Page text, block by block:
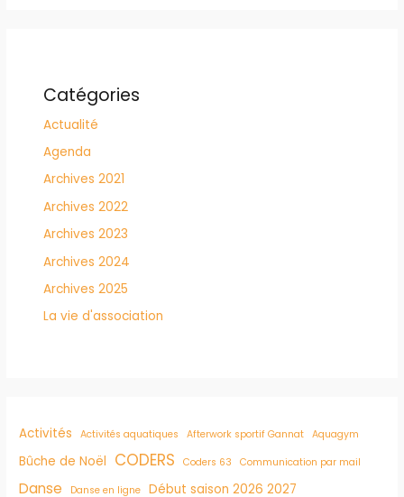
Catégories
Actualité
Agenda
Archives 2021
Archives 2022
Archives 2023
Archives 2024
Archives 2025
La vie d'association
Activités Activités aquatiques Afterwork sportif Gannat Aquagym
Bûche de Noël CODERS Coders 63 Communication par mail
Danse Danse en ligne
Début saison 2026 2027